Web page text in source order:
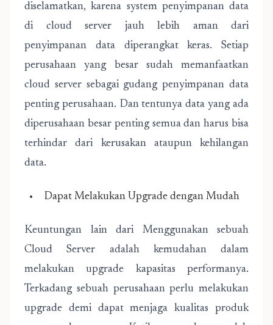
diselamatkan, karena system penyimpanan data
di cloud server jauh lebih aman dari
penyimpanan data diperangkat keras. Setiap
perusahaan yang besar sudah memanfaatkan
cloud server sebagai gudang penyimpanan data
penting perusahaan. Dan tentunya data yang ada
diperusahaan besar penting semua dan harus bisa
terhindar dari kerusakan ataupun kehilangan
data.
Dapat Melakukan Upgrade dengan Mudah
Keuntungan lain dari Menggunakan sebuah
Cloud Server adalah kemudahan dalam
melakukan upgrade kapasitas performanya.
Terkadang sebuah perusahaan perlu melakukan
upgrade demi dapat menjaga kualitas produk